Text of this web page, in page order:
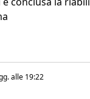
alle 19:22